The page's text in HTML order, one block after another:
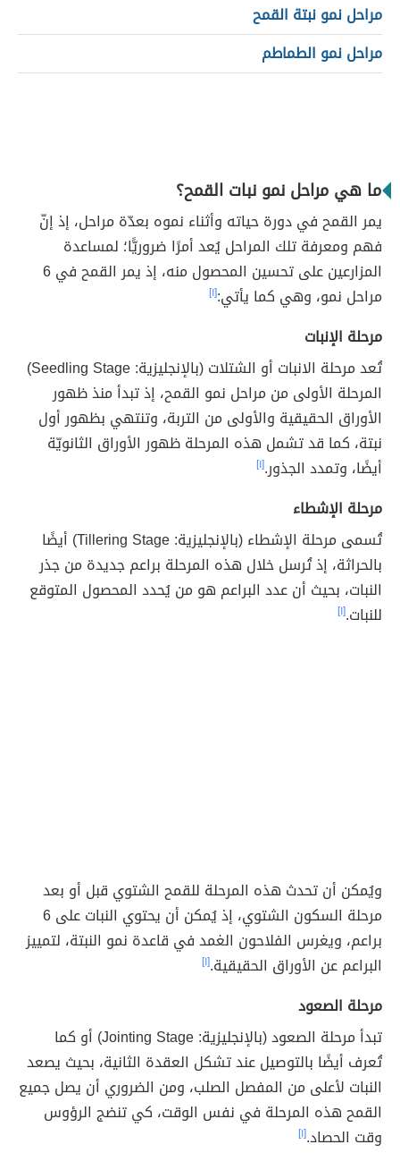
مراحل نمو نبتة القمح
مراحل نمو الطماطم
ما هي مراحل نمو نبات القمح؟
يمر القمح في دورة حياته وأثناء نموه بعدّة مراحل، إذ إنّ
فهم ومعرفة تلك المراحل يُعد أمرًا ضروريًّا؛ لمساعدة
المزارعين على تحسين المحصول منه، إذ يمر القمح في 6
مراحل نمو، وهي كما يأتي:[١]
مرحلة الإنبات
تُعد مرحلة الانبات أو الشتلات (بالإنجليزية: Seedling Stage)
المرحلة الأولى من مراحل نمو القمح، إذ تبدأ منذ ظهور
الأوراق الحقيقية والأولى من التربة، وتنتهي بظهور أول
نبتة، كما قد تشمل هذه المرحلة ظهور الأوراق الثانويّة
أيضًا، وتمدد الجذور.[١]
مرحلة الإشطاء
تُسمى مرحلة الإشطاء (بالإنجليزية: Tillering Stage) أيضًا
بالحراثة، إذ تُرسل خلال هذه المرحلة براعم جديدة من جذر
النبات، بحيث أن عدد البراعم هو من يُحدد المحصول المتوقع
للنبات.[١]
ويُمكن أن تحدث هذه المرحلة للقمح الشتوي قبل أو بعد
مرحلة السكون الشتوي، إذ يُمكن أن يحتوي النبات على 6
براعم، ويغرس الفلاحون الغمد في قاعدة نمو النبتة، لتمييز
البراعم عن الأوراق الحقيقية.[١]
مرحلة الصعود
تبدأ مرحلة الصعود (بالإنجليزية: Jointing Stage) أو كما
تُعرف أيضًا بالتوصيل عند تشكل العقدة الثانية، بحيث يصعد
النبات لأعلى من المفصل الصلب، ومن الضروري أن يصل جميع
القمح هذه المرحلة في نفس الوقت، كي تنضج الرؤوس
وقت الحصاد.[١]